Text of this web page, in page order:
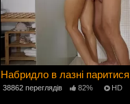
Набридло в лазні
38862 переглядів 82% HD